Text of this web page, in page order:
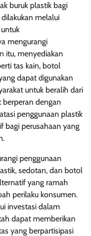
buruk plastik bagi
melalui
mengurangi
itu, menyediakan
tas kain, botol
dapat digunakan
untuk beralih dari
berperan dengan
penggunaan plastik
bagi perusahaan yang
penggunaan
sedotan, dan botol
yang ramah
perilaku konsumen.
investasi dalam
dapat memberikan
yang berpartisipasi